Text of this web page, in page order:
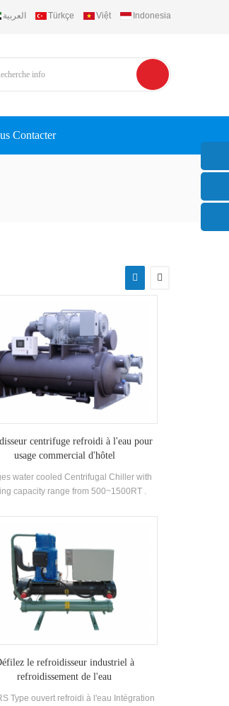
العربية Türkçe Việt Indonesia
Contacter
centrifuge refroidi à l'eau pour
usage commercial d'hôtel
water cooled Centrifugal Chiller with
capacity range from 500~1500RT .
so future-proof that once it’s
you may never have to think about it
again. Low maintance cost.
le refroidisseur industriel à
refroidissement de l'eau
Type ouvert refroidi à l'eau Intégration